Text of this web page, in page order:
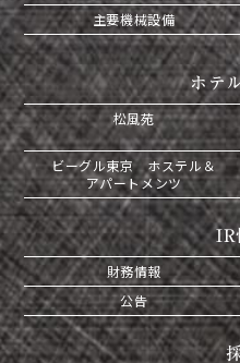
主要機械設備
ホテ
松風苑
ビーグル東京 ホステル＆
アパートメンツ
IR
財務情報
公告